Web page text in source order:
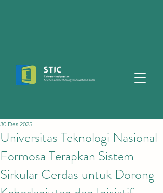
Universitas Teknologi Nasional
Formosa Terapkan Sistem
Sirkular Cerdas untuk Dorong
30 Des 2025